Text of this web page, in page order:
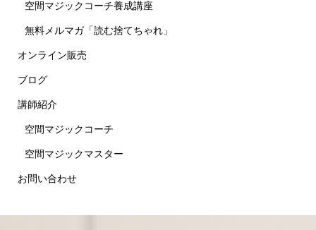
空間マジックコーチ養成講座
無料メルマガ「読む捨てちゃれ」
オンライン販売
ブログ
講師紹介
空間マジックコーチ
空間マジックマスター
お問い合わせ